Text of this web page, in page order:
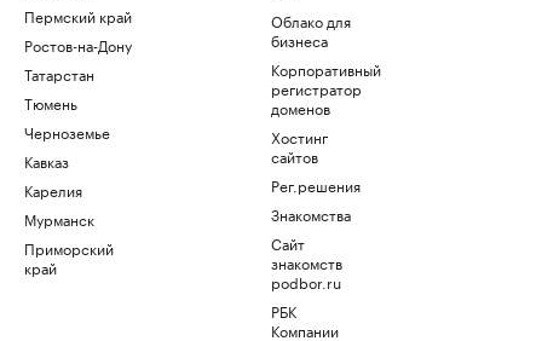
Пермский край
Ростов-на-Дону
Татарстан
Тюмень
Черноземье
Кавказ
Карелия
Мурманск
Приморский
край
Облако для
бизнеса
Корпоративный
регистратор
доменов
Хостинг
сайтов
Рег.решения
Знакомства
Сайт
знакомств
podbor.ru
РБК
Компании